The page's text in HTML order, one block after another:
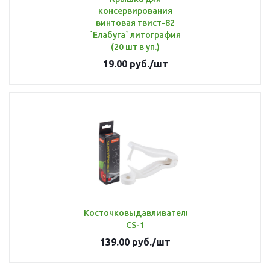
консервирования
винтовая твист-82
`Елабуга` литография
(20 шт в уп.)
19.00руб./шт
Косточковыдавливатель
СS-1
139.00 руб./шт